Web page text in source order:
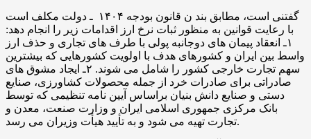
گفتنی است، مطابق بند ن قانون بودجه ۱۴۰۴ ـ دولت مکلف است
با رعایت قوانین به منظور ثبات نرخ ارز اقدامات زیر را انجام دهد:
۱ـ انعقاد پیمان های دوجانبه پولی با طرف های تجاری و حذف ارز
واسط بین ایران و کشورهای هدف با اولویت کشورهایی که بیشترین
سهم تجارت خارجی کشور را شامل می شوند. ۲ـ ایجاد مشوق های
صادراتی برای صادرات خرد از جمله محصولات کشاورزی، صنایع
دستی و صنایع دانش بنیان براساس آیین نامه تنظیمی که توسط
بانک مرکزی جمهوری اسلامی ایران و وزارت صنعت، معدن و
تجارت تهیه می شود و به تأیید هیأت وزیران می رسد.